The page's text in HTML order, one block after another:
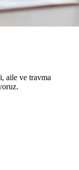
aile ve travma